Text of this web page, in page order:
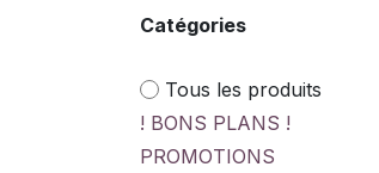
Catégories
Tous les produits
! BONS PLANS !
PROMOTIONS